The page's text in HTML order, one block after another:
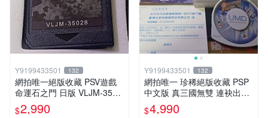
Y9199433501 132
網拍唯一絕版收藏 PSV遊戲
命運石之門 日版 VLJM-3502
$2,990
Y9199433501 132
網拍唯一 珍稀絕版收藏 PSP
中文版 真三國無雙 連袂出擊
1 MULTIRAID1
$4,990